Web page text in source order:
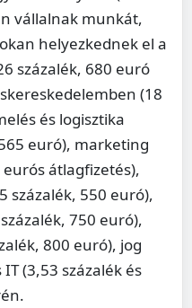
vállalnak munkát,
helyezkednek el a
százalék, 680 euró
(18
és logisztika
euró), marketing
átlagfizetés),
százalék, 550 euró),
750 euró),
800 euró), jog
(3,53 százalék és